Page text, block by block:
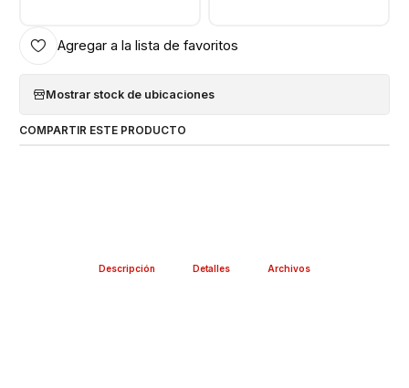
Agregar a la lista de favoritos
Mostrar stock de ubicaciones
COMPARTIR ESTE PRODUCTO
Descripción Detalles Archivos